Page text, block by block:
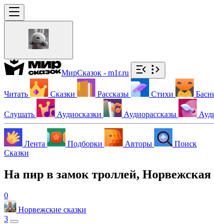
МирСказок - m1r.ru
Читать Сказки Рассказы Стихи
Слушать Аудиосказки Аудиорассказы
Лента Подборки Авторы
Поиск
Сказки
На пир в замок троллей, Норвежская
0
Норвежские сказки
3